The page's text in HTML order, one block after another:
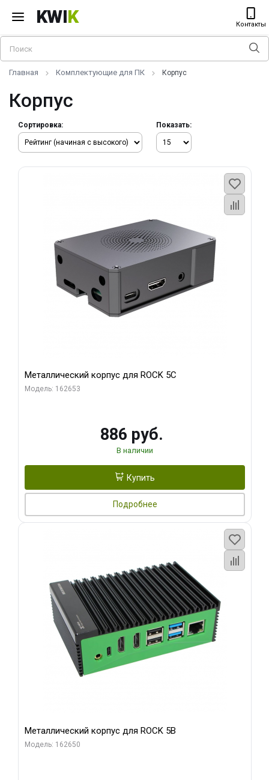
KWIK Контакты
Главная Комплектующие для ПК Корпус
Корпус
Сортировка: Показать:
Металлический корпус для ROCK 5C
Модель: 162653
886 руб.
В наличии
Купить
Подробнее
Металлический корпус для ROCK 5B
Модель: 162650